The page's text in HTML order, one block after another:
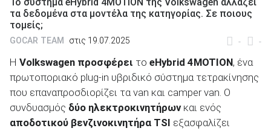
ΑΝΑΖΗΤΗΣΗ
Επιχειρήσεις
Το σύστημα eHybrid 4MOTION της Volkswagen αλλάζει
τα δεδομένα στα μοντέλα της κατηγορίας. Σε ποιους
τομείς;
- -
GOCAR TEAM στις 19.07.2025
Η Volkswagen προσφέρει το eHybrid 4MOTION, ένα
πρωτοποριακό plug-in υβριδικό σύστημα τετρακίνησης
που επαναπροσδιορίζει τα van και camper van. Ο
συνδυασμός δύο ηλεκτροκινητήρωνκαι ενός
αποδοτικού βενζινοκινητήρα TSI εξασφαλίζει